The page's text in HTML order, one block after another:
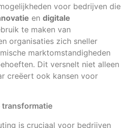
voor bedrijven die
en digitale
te maken van
organisaties zich sneller
marktomstandigheden
Dit versnelt niet alleen
creëert ook kansen voor
transformatie
is cruciaal voor bedrijven